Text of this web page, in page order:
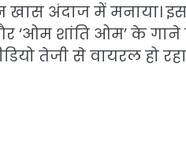
खास अंदाज में मनाया।
‘ओम शांति ओम’ के गाने
तेजी से वायरल हो